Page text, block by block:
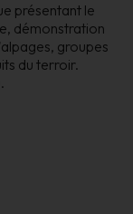
présentant le
démonstration
groupes
du terroir.